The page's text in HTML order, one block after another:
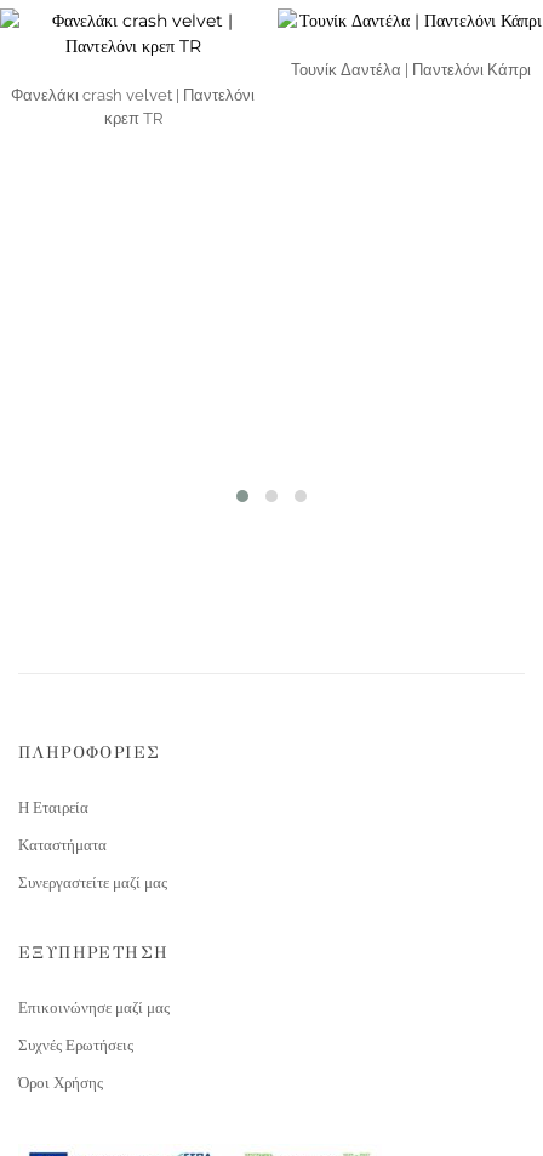
Φανελάκι crash velvet | Παντελόνι
κρεπ TR
Τουνίκ Δαντέλα | Παντελόνι Κάπρι
ΠΛΗΡΟΦΟΡΙΕΣ
Η Εταιρεία
Καταστήματα
Συνεργαστείτε μαζί μας
ΕΞΥΠΗΡΕΤΗΣΗ
Επικοινώνησε μαζί μας
Συχνές Ερωτήσεις
Όροι Χρήσης